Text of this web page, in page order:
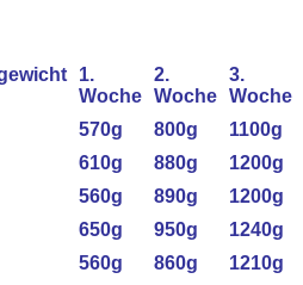
1.
Woche
2.
Woche
3.
Woche
570g 800g 1100g
610g 880g 1200g
560g 890g 1200g
650g 950g 1240g
560g 860g 1210g